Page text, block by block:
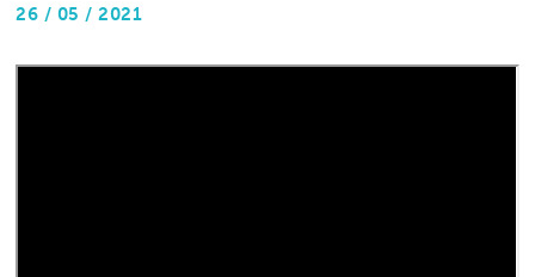
26 / 05 / 2021